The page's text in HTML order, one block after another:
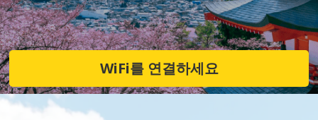
WiFi를 연결하세요